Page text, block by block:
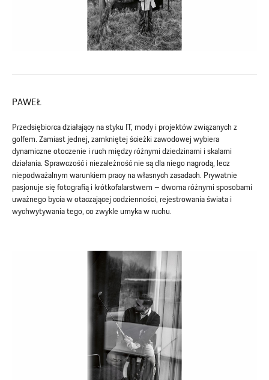
PAWEŁ
Przedsiębiorca działający na styku IT, mody i projektów związanych z
golfem. Zamiast jednej, zamkniętej ścieżki zawodowej wybiera
dynamiczne otoczenie i ruch między różnymi dziedzinami i skalami
działania. Sprawczość i niezależność nie są dla niego nagrodą, lecz
niepodważalnym warunkiem pracy na własnych zasadach. Prywatnie
pasjonuje się fotografią i krótkofalarstwem – dwoma różnymi sposobami
uważnego bycia w otaczającej codzienności, rejestrowania świata i
wychwytywania tego, co zwykle umyka w ruchu.